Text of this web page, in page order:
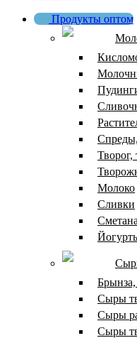
Продукты оптом
Молоко
Сливки
Брынза,
Сыры
Сыры
Сыры